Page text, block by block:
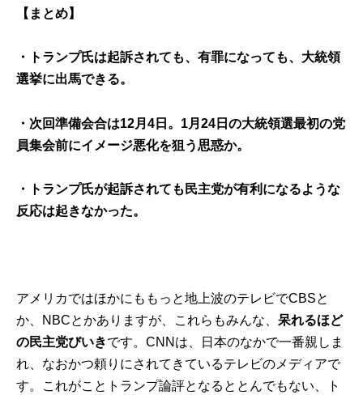
【まとめ】
・トランプ氏は起訴されても、有罪になっても、大統領
選挙に出馬できる。
・次回準備会合は12月4日。1月24日の大統領選最初の党
員集会前にイメージ悪化を狙う思惑か。
・トランプ氏が起訴されても民主党が有利になるような
反応は起きなかった。
アメリカではほかにももっと地上波のテレビでCBSと
か、NBCとかありますが、これらもみんな、呆れるほど
の民主党びいきです。CNNは、日本のなかで一番親しま
れ、なおかつ頼りにされてきているテレビのメディアで
す。これがことトランプ論評となるととんでもない、ト